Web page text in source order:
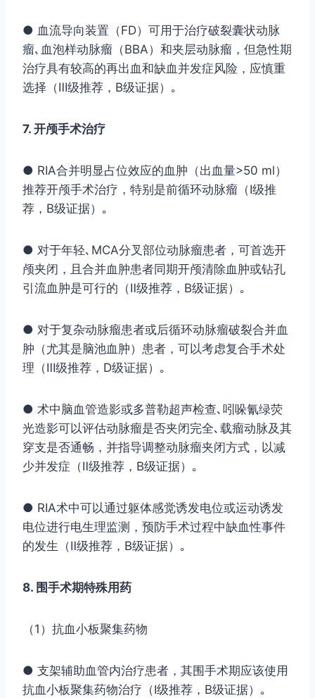
● 血流导向装置（FD）可用于治疗破裂囊状动脉
瘤､血泡样动脉瘤（BBA）和夹层动脉瘤，但急性期
治疗具有较高的再出血和缺血并发症风险，应慎重
选择（Ⅲ级推荐，B级证据）｡
7. 开颅手术治疗
● RIA合并明显占位效应的血肿（出血量>50 ml）
推荐开颅手术治疗，特别是前循环动脉瘤（Ⅰ级推
荐，B级证据）｡
● 对于年轻､MCA分叉部位动脉瘤患者，可首选开
颅夹闭，且合并血肿患者同期开颅清除血肿或钻孔
引流血肿是可行的（Ⅱ级推荐，B级证据）｡
● 对于复杂动脉瘤患者或后循环动脉瘤破裂合并血
肿（尤其是脑池血肿）患者，可以考虑复合手术处
理（Ⅲ级推荐，D级证据）｡
● 术中脑血管造影或多普勒超声检查､吲哚氰绿荧
光造影可以评估动脉瘤是否夹闭完全､载瘤动脉及其
穿支是否通畅，并指导调整动脉瘤夹闭方式，以减
少并发症（Ⅱ级推荐，B级证据）｡
● RIA术中可以通过躯体感觉诱发电位或运动诱发
电位进行电生理监测，预防手术过程中缺血性事件
的发生（Ⅱ级推荐，B级证据）｡
8. 围手术期特殊用药
（1）抗血小板聚集药物
● 支架辅助血管内治疗患者，其围手术期应该使用
抗血小板聚集药物治疗（Ⅰ级推荐，B级证据）｡